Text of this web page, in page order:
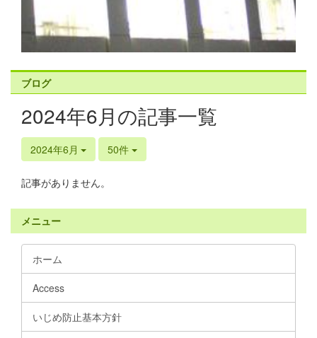
ブログ
2024年6月の記事一覧
2024年6月 50件
記事がありません。
メニュー
ホーム
Access
いじめ防止基本方針